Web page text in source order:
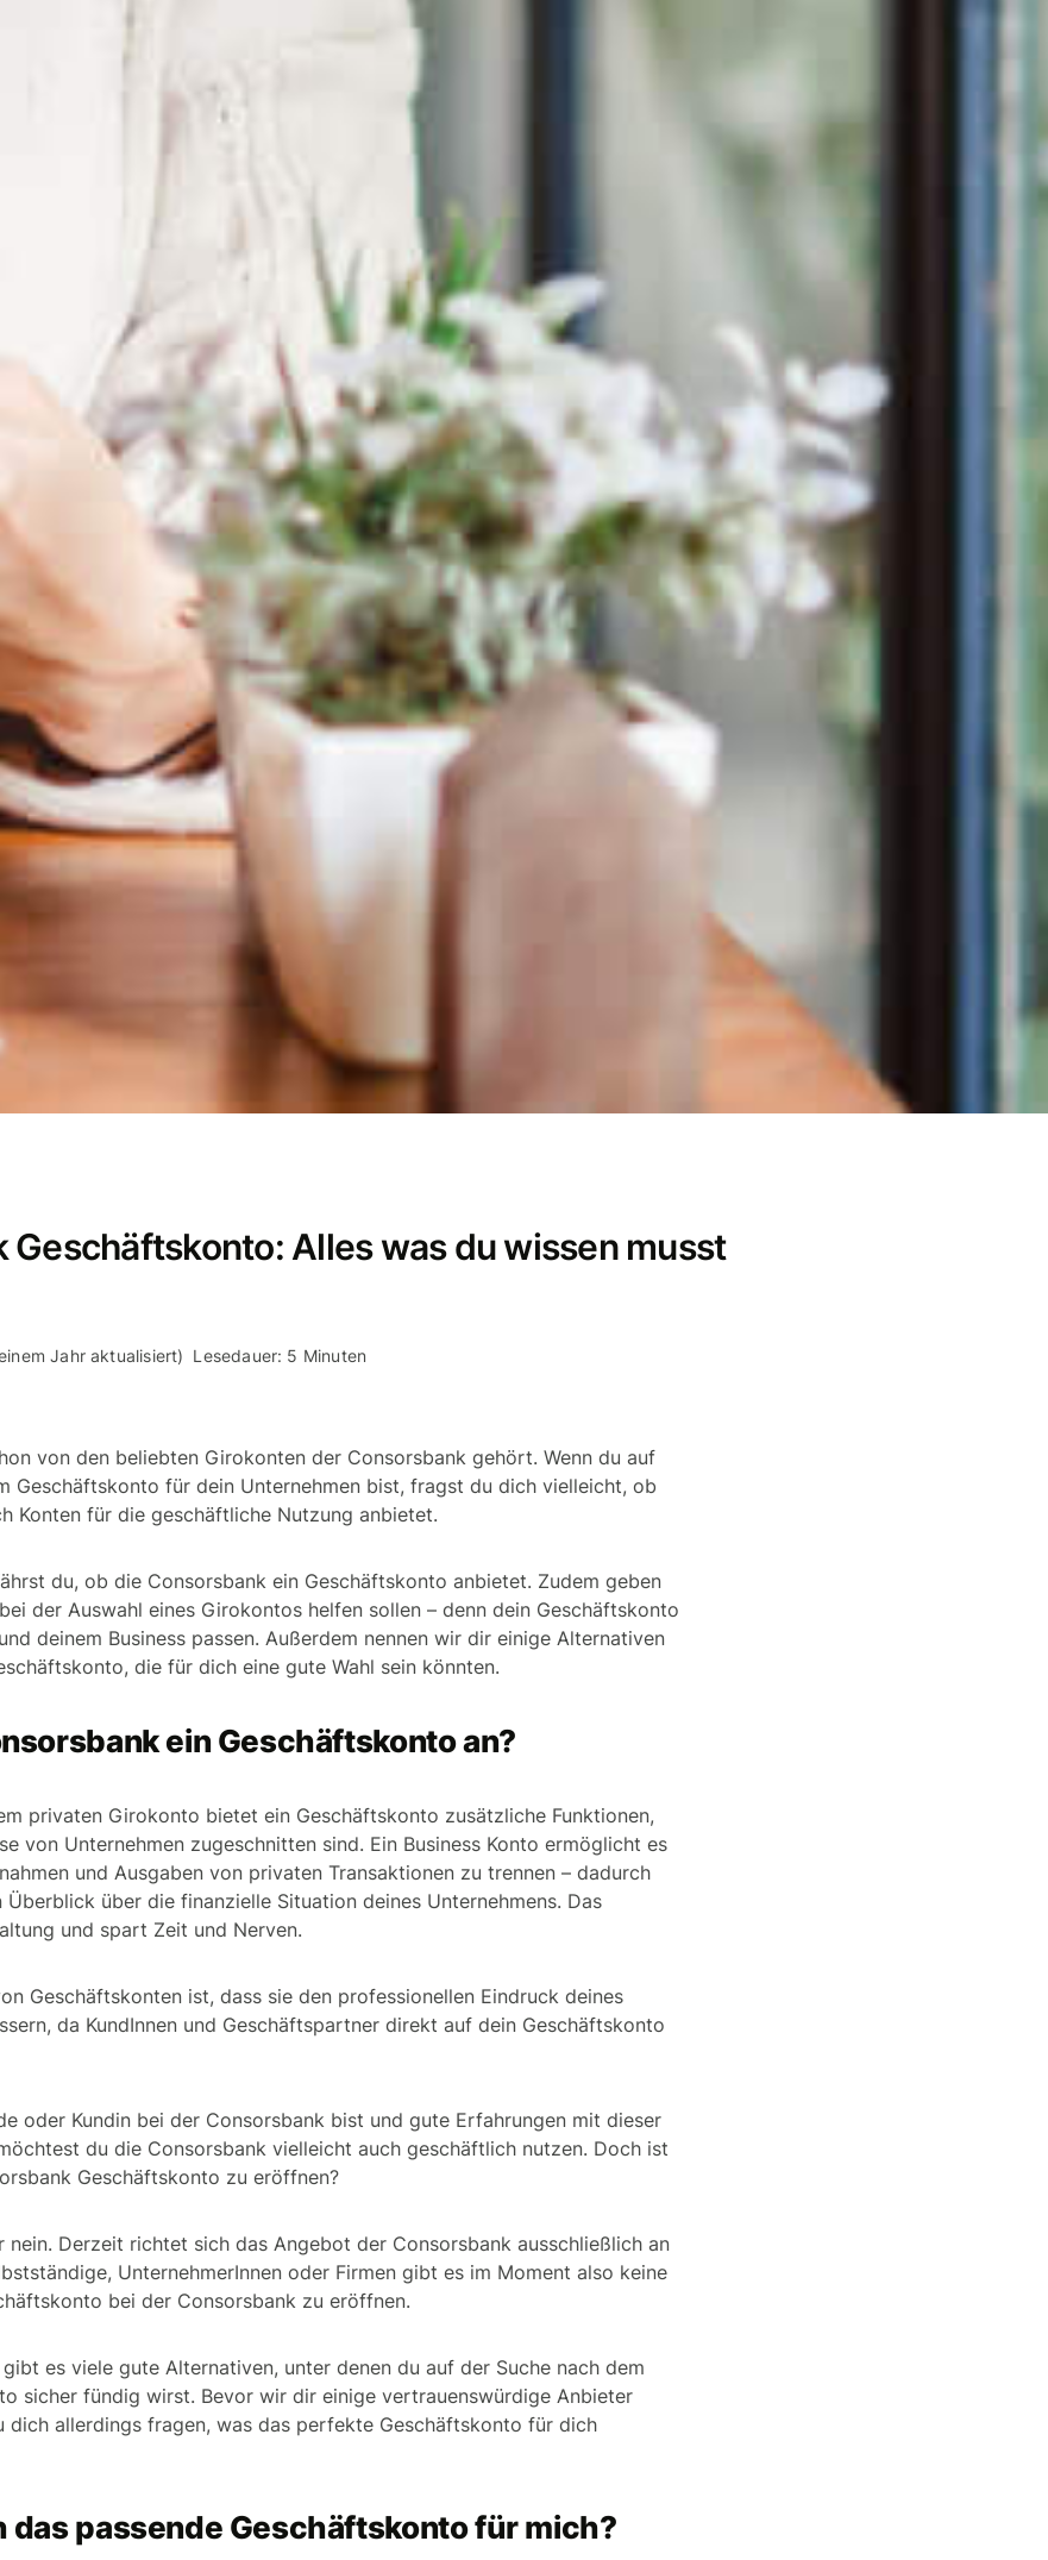
Geschäftskonto: Alles was du wissen musst
Jahr aktualisiert) Lesedauer: 5 Minuten
von den beliebten Girokonten der Consorsbank gehört. Wenn du auf
Geschäftskonto für dein Unternehmen bist, fragst du dich vielleicht, ob
Konten für die geschäftliche Nutzung anbietet.
du, ob die Consorsbank ein Geschäftskonto anbietet. Zudem geben
der Auswahl eines Girokontos helfen sollen – denn dein Geschäftskonto
deinem Business passen. Außerdem nennen wir dir einige Alternativen
die für dich eine gute Wahl sein könnten.
ein Geschäftskonto an?
privaten Girokonto bietet ein Geschäftskonto zusätzliche Funktionen,
von Unternehmen zugeschnitten sind. Ein Business Konto ermöglicht es
und Ausgaben von privaten Transaktionen zu trennen – dadurch
über die finanzielle Situation deines Unternehmens. Das
und spart Zeit und Nerven.
Geschäftskonten ist, dass sie den professionellen Eindruck deines
da KundInnen und Geschäftspartner direkt auf dein Geschäftskonto
oder Kundin bei der Consorsbank bist und gute Erfahrungen mit dieser
du die Consorsbank vielleicht auch geschäftlich nutzen. Doch ist
Geschäftskonto zu eröffnen?
Derzeit richtet sich das Angebot der Consorsbank ausschließlich an
UnternehmerInnen oder Firmen gibt es im Moment also keine
bei der Consorsbank zu eröffnen.
es viele gute Alternativen, unter denen du auf der Suche nach dem
sicher fündig wirst. Bevor wir dir einige vertrauenswürdige Anbieter
dich allerdings fragen, was das perfekte Geschäftskonto für dich
das passende Geschäftskonto für mich?